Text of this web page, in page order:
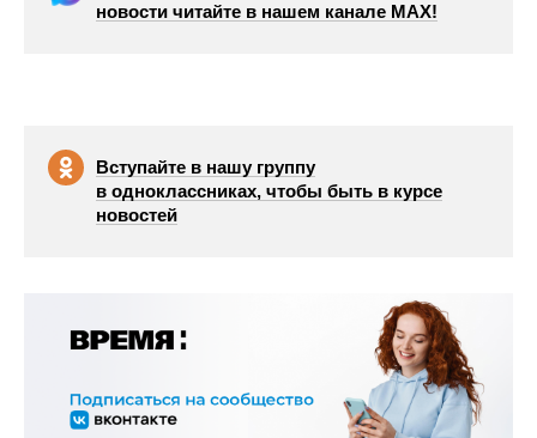
новости читайте в нашем канале МАХ!
Вступайте в нашу группу
в одноклассниках, чтобы быть в курсе
новостей